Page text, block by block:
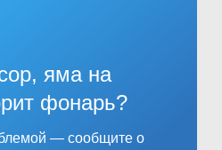
яма на
фонарь?
— сообщите о